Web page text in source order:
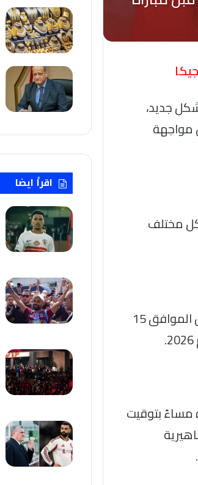
جديد،
مواجهة
مختلف
وتترقب الجماهير المصرية مباراة منتخب مصر ضد بلجيكا المحدد له غدا الإثنين الموافق 15
مساءً بتوقيت
اقرأ ايضا